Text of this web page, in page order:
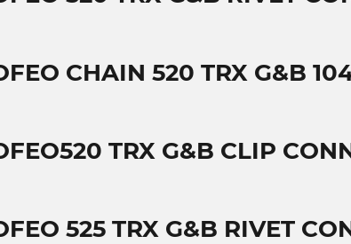
CHAIN 520 TRX G&B
TRX G&B CLIP
525 TRX G&B RIVET